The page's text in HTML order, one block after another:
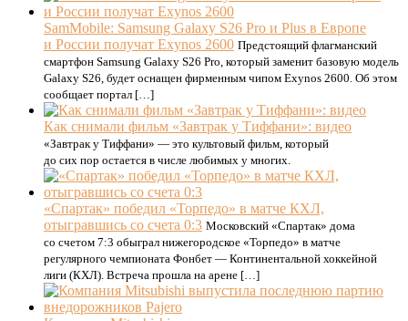
SamMobile: Samsung Galaxy S26 Pro и Plus в Европе
и России получат Exynos 2600 Предстоящий флагманский
смартфон Samsung Galaxy S26 Pro, который заменит базовую модель
Galaxy S26, будет оснащен фирменным чипом Exynos 2600. Об этом
сообщает портал […]
Как снимали фильм «Завтрак у Тиффани»: видео
«Завтрак у Тиффани» — это культовый фильм, который
до сих пор остается в числе любимых у многих.
«Спартак» победил «Торпедо» в матче КХЛ,
отыгравшись со счета 0:3 Московский «Спартак» дома
со счетом 7:3 обыграл нижегородское «Торпедо» в матче
регулярного чемпионата Фонбет — Континентальной хоккейной
лиги (КХЛ). Встреча прошла на арене […]